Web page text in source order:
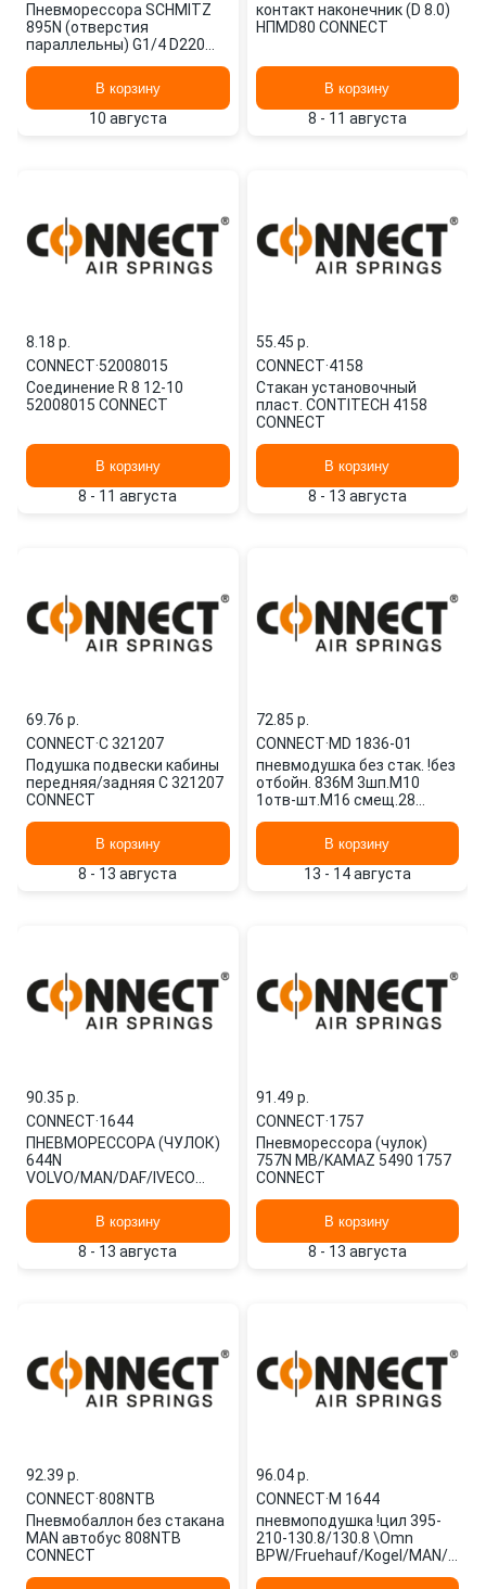
Пневморессора SCHMITZ
895N (отверстия
параллельны) G1/4 D220
В корзину
10 августа
контакт наконечник (D 8.0)
НПМD80 CONNECT
В корзину
8 - 11 августа
8.18 p.
CONNECT·52008015
Соединение R 8 12-10
52008015 CONNECT
В корзину
8 - 11 августа
55.45 p.
CONNECT·4158
Стакан установочный
пласт. CONTITECH 4158
CONNECT
В корзину
8 - 13 августа
69.76 p.
CONNECT·C 321207
Подушка подвески кабины
передняя/задняя C 321207
CONNECT
В корзину
8 - 13 августа
72.85 p.
CONNECT·MD 1836-01
пневмодушка без стак. !без
отбойн. 836M 3шп.M10
1отв-шт.M16 смещ.28
1836-01 CONNECT
В корзину
13 - 14 августа
90.35 p.
CONNECT·1644
ПНЕВМОРЕССОРА (ЧУЛОК)
644N
VOLVO/MAN/DAF/IVECO
В корзину
8 - 13 августа
91.49 p.
CONNECT·1757
Пневморессора (чулок)
757N MB/KAMAZ 5490 1757
CONNECT
В корзину
8 - 13 августа
92.39 p.
CONNECT·808NTB
Пневмобаллон без стакана
MAN автобус 808NTB
CONNECT
96.04 p.
CONNECT·M 1644
пневмоподушка !цил 395-
210-130.8/130.8 \Omn
BPW/Fruehauf/Kogel/MAN/